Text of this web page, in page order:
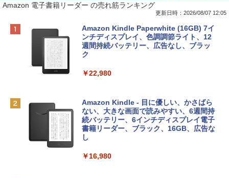
Apple 2026 MacBook Neo A18 Proチッ
プ搭載13インチノートブック：AIとAppl
e Intelligence、Liquid Retinaディスプ
レイ、8GBメモリ、512GB SSD、1080p
ィゴ + 3年延長 AppleCare+ for 13インチ
￥162,598
tomtoc 360°保護 15.6 16インチ パソコ
ンケース Dell NEC Lavie ASUS HP dyna
Robloxギフトカード - 800 Robux 【限
定バーチャルアイテムを含む】 【オンラ
インゲームコード】 ロブロックス | オン
ラインコード版
￥1,300
Microsoft Office Home & Business 202
4(最新 永続版)|オンラインコード版|Wind
ows11、10/mac対応|PC2台
￥39,582
生成AIパスポート公式テキスト 第４版
￥1,766
出す プロンプトの言葉 AI画像生成シリー
ズ (はぴーイラストLabo)
￥480
ClaudeCode いちばんやさしい 教科書:
Amazon 電子書籍リーダー の売れ筋ランキング
更新日時：2026/08/07 12:05
Amazon Kindle Paperwhite (16GB) 7イ
ンチディスプレイ、色調調節ライト、12
週間持続バッテリー、広告なし、ブラッ
ク
￥22,980
Amazon Kindle - 目に優しい、かさばら
ない、大きな画面で読みやすい、6週間持
続バッテリー、6インチディスプレイ電子
書籍リーダー、ブラック、16GB、広告な
し
￥16,980